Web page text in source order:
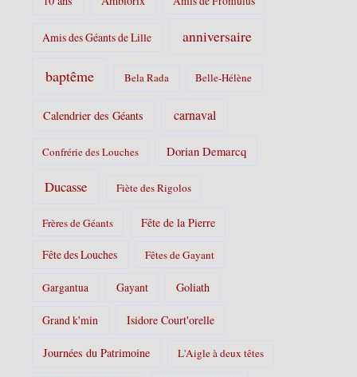
Amis des Géants de Lille anniversaire
baptême Bela Rada Belle-Hélène
Calendrier des Géants carnaval
Confrérie des Louches Dorian Demarcq
Ducasse Fiète des Rigolos
Frères de Géants Fête de la Pierre
Fête des Louches Fêtes de Gayant
Gargantua Gayant Goliath
Grand k'min Isidore Court'orelle
Journées du Patrimoine L'Aigle à deux têtes